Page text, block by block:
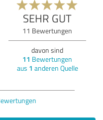
SEHR GUT
11 Bewertungen
davon sind
11 Bewertungen
aus 1 anderen Quelle